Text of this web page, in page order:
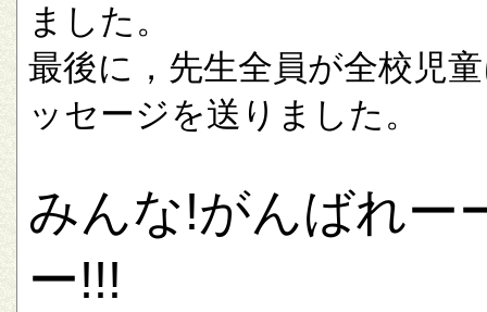
ました。
最後に，先生全員が全校児
ッセージを送りました。
みんな!がんばれー
ー!!!